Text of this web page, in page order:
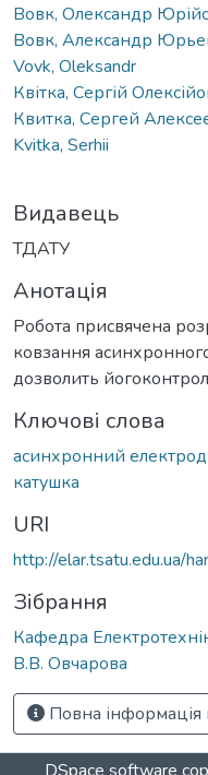
Вовк, Олександр
Вовк, Александр
Vovk, Oleksandr
Квітка, Сергій
Квитка, Сергей
Kvitka, Serhii
Видавець
ТДАТУ
Анотація
Робота присвячена
ковзання
дозволить
Ключові слова
асинхронний
катушка
URI
http://elar.tsatu.edu.ua/
Зібрання
Кафедра
В.В. Овчарова
Повна